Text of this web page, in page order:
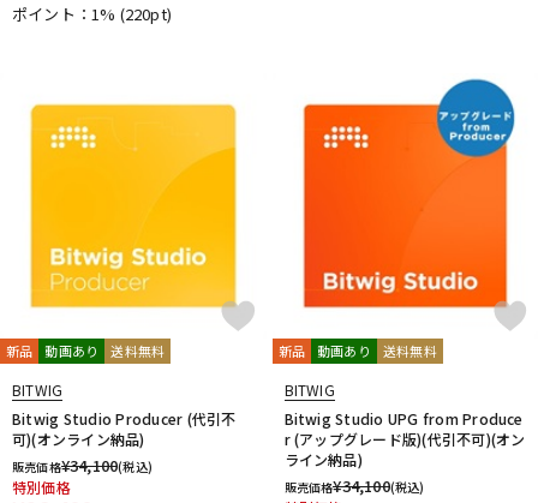
ポイント：1% (220pt)
新品 動画あり 送料無料
BITWIG
Bitwig Studio Producer (代引不
可)(オンライン納品)
販売価格¥34,100(税込)
特別価格
新品 動画あり 送料無料
BITWIG
Bitwig Studio UPG from Produce
r (アップグレード版)(代引不可)(オン
ライン納品)
販売価格¥34,100(税込)